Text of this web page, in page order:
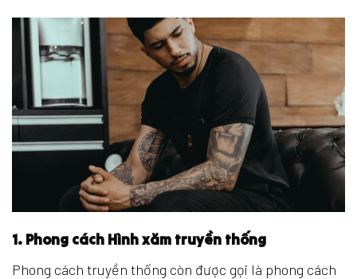
1. Phong cách Hình xăm truyền thống
Phong cách truyền thống còn được gọi là phong cách